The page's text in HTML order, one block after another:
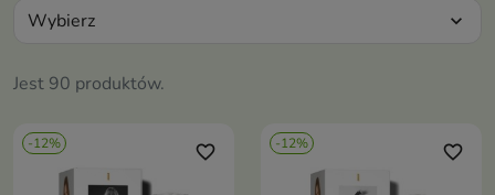
Jest 90 produktów.
Wybierz expand_more
-12% favorite_border -12% favorite_border